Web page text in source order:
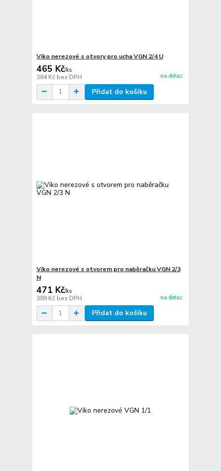
Víko nerezové s otvory pro ucha VGN 2/4 U
465 Kč/ks
384 Kč bez DPH na dotaz
Přidat do košíku
Víko nerezové s otvorem pro naběračku VGN 2/3
N
471 Kč/ks
389 Kč bez DPH na dotaz
Přidat do košíku